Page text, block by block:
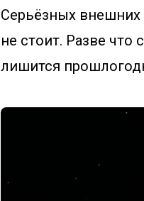
Серьёзных
не стоит. Разве что
лишится